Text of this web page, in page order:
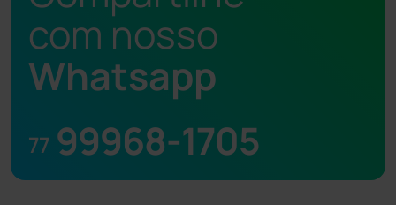
com nosso
Whatsapp
77 99968-1705